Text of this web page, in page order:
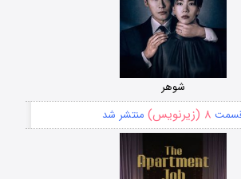
شوهر
۸ (زیرنویس) منتشر شد